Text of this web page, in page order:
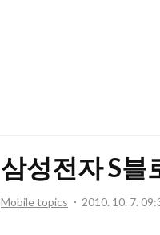
삼성전자 S블
Mobile topics 2010. 10. 7.